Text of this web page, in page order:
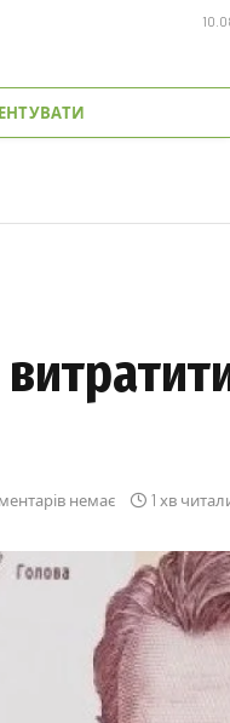
немає 1 хв